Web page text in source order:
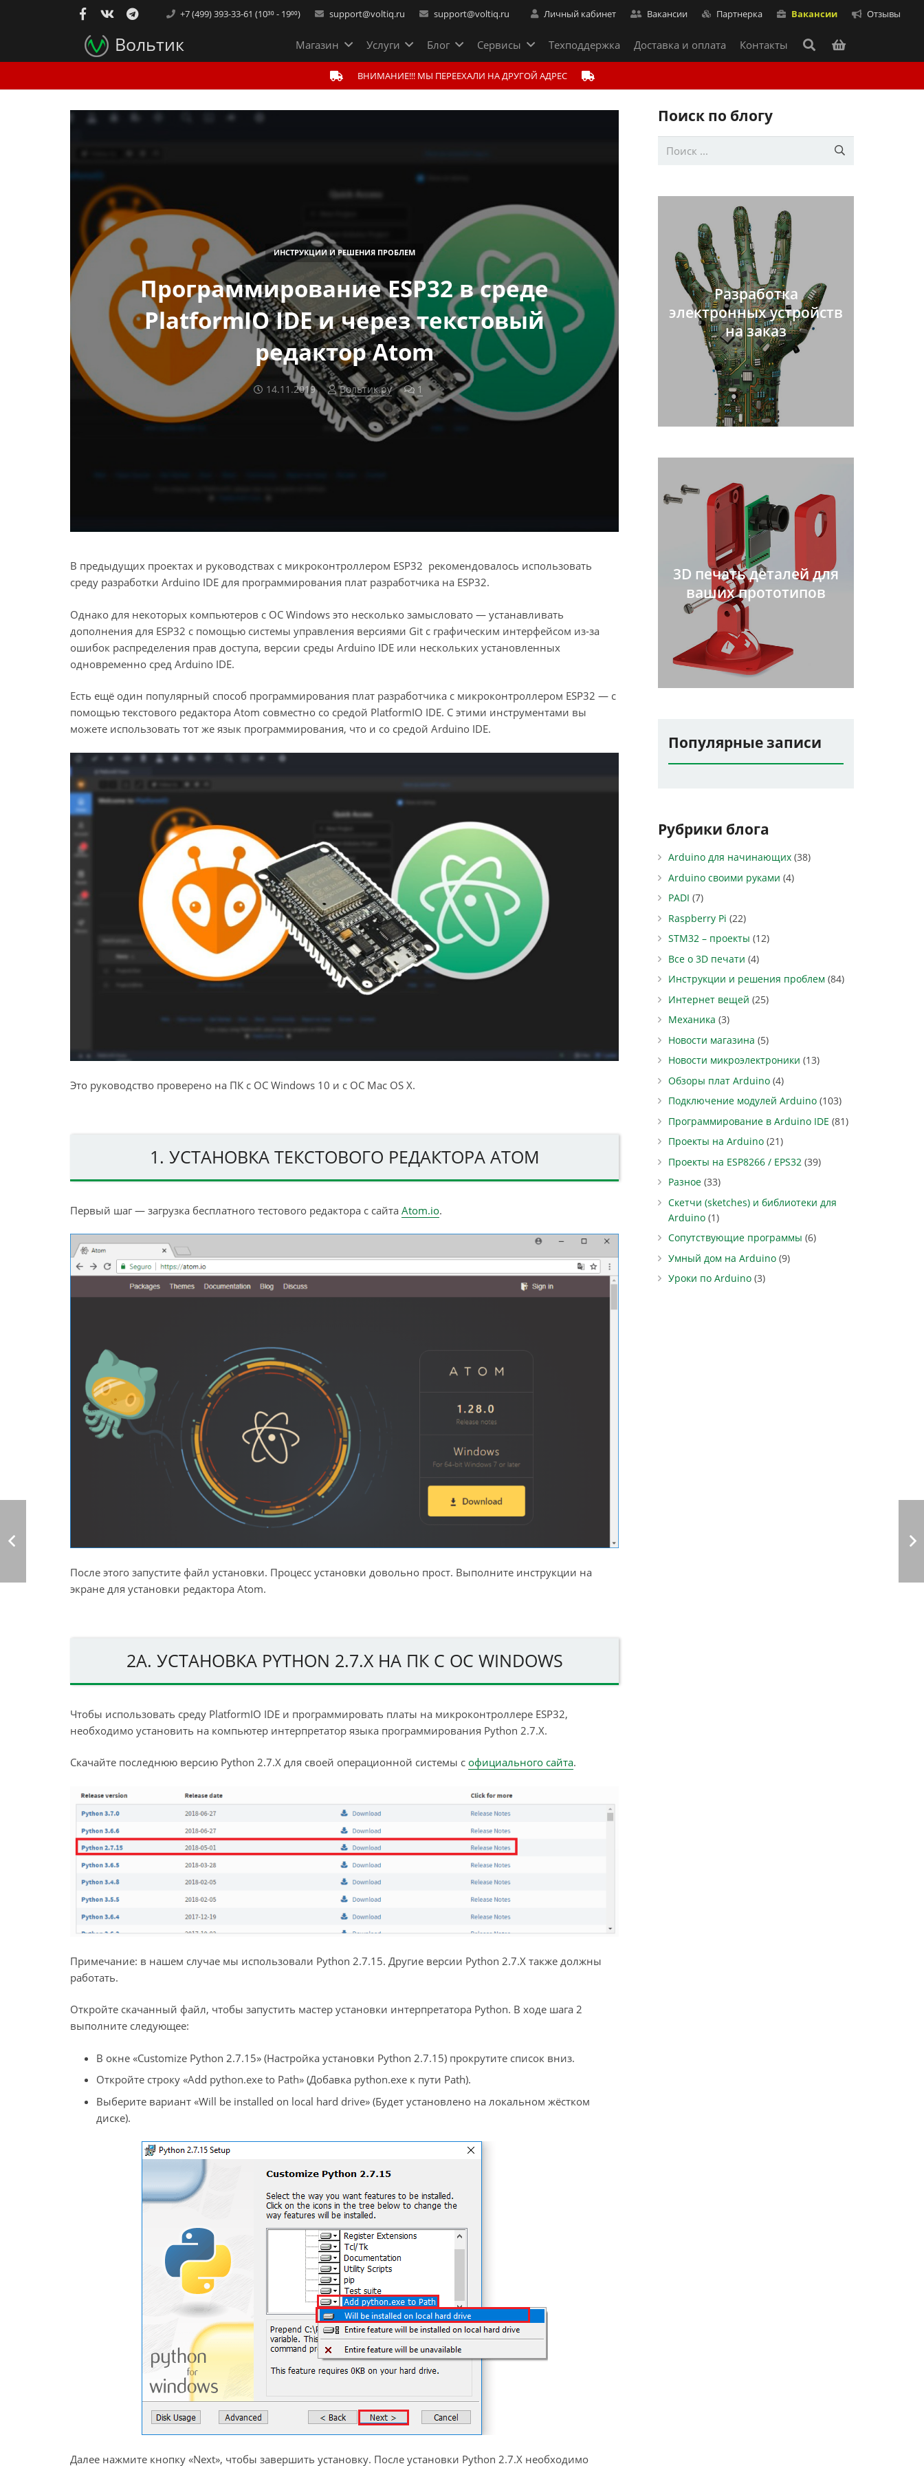
+7 (499) 393-33-61 (10³⁰ - 19⁰⁰) support@voltiq.ru support@voltiq.ru Личный кабинет Вакансии Партнерка Вакансии Отзывы
Вольтик Магазин Услуги Блог Сервисы Техподдержка Доставка и оплата Контакты
ВНИМАНИЕ!!! МЫ ПЕРЕЕХАЛИ НА ДРУГОЙ АДРЕС
Программирование ESP32 в среде
PlatformIO IDE и через текстовый
редактор Atom
14.11.2019 Вольтик.ру
ИНСТРУКЦИИ И РЕШЕНИЯ ПРОБЛЕМ
1 комментарий
В предыдущих проектах и руководствах с микроконтроллером ESP32 рекомендовалось использовать
среду разработки Arduino IDE для программирования плат разработчика на ESP32.
Однако для некоторых компьютеров с ОС Windows это несколько замысловато — устанавливать
дополнения для ESP32 с помощью системы управления версиями Git с графическим интерфейсом из‑за
ошибок распределения прав доступа, версии среды Arduino IDE или нескольких установленных
одновременно сред Arduino IDE.
Есть ещё один популярный способ программирования плат разработчика с микроконтроллером ESP32 — с
помощью текстового редактора Atom совместно со средой PlatformIO IDE. С этими инструментами вы
можете использовать тот же язык программирования, что и со средой Arduino IDE.
Это руководство проверено на ПК с ОС Windows 10 и с ОС Mac OS X.
1. УСТАНОВКА ТЕКСТОВОГО РЕДАКТОРА ATOM
Первый шаг — загрузка бесплатного тестового редактора с сайта Atom.io.
После этого запустите файл установки. Процесс установки довольно прост. Выполните инструкции на
экране для установки редактора Atom.
2А. УСТАНОВКА PYTHON 2.7.X НА ПК С ОС WINDOWS
Чтобы использовать среду PlatformIO IDE и программировать платы на микроконтроллере ESP32,
необходимо установить на компьютер интерпретатор языка программирования Python 2.7.X.
Скачайте последнюю версию Python 2.7.X для своей операционной системы с официального сайта.
Примечание: в нашем случае мы использовали Python 2.7.15. Другие версии Python 2.7.X также должны
работать.
Откройте скачанный файл, чтобы запустить мастер установки интерпретатора Python. В ходе шага 2
выполните следующее:
В окне «Customize Python 2.7.15» (Настройка установки Python 2.7.15) прокрутите список вниз.
Откройте строку «Add python.exe to Path» (Добавка python.exe к пути Path).
Выберите вариант «Will be installed on local hard drive» (Будет установлено на локальном жёстком
диске).
Далее нажмите кнопку «Next», чтобы завершить установку. После установки Python 2.7.X необходимо
Поиск по блогу
Разработка
электронных устройств
на заказ
3D печать деталей для
ваших прототипов
Популярные записи
Рубрики блога
Arduino для начинающих (38)
Arduino своими руками (4)
PADI (7)
Raspberry Pi (22)
STM32 – проекты (12)
Все о 3D печати (4)
Инструкции и решения проблем (84)
Интернет вещей (25)
Механика (3)
Новости магазина (5)
Новости микроэлектроники (13)
Обзоры плат Arduino (4)
Подключение модулей Arduino (103)
Программирование в Arduino IDE (81)
Проекты на Arduino (21)
Проекты на ESP8266 / EPS32 (39)
Разное (33)
Скетчи (sketches) и библиотеки для
Arduino (1)
Сопутствующие программы (6)
Умный дом на Arduino (9)
Уроки по Arduino (3)